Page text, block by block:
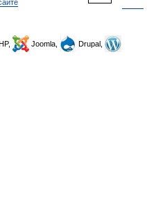
Joomla,
Drupal,